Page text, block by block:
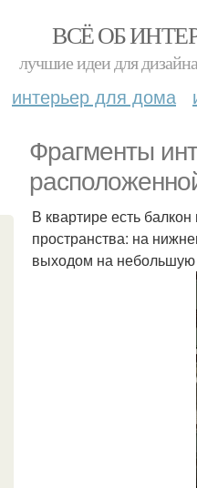
ВСЁ ОБ
лучшие идеи для
интерьер для дома
Фрагменты
В квартире есть
пространства: на
выходом на небольшую